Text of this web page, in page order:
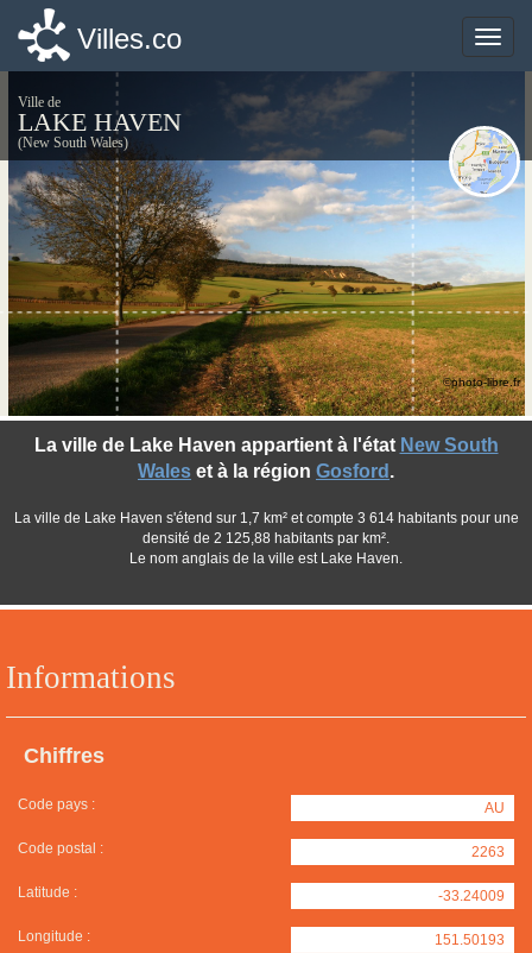
Toggle
Villes.co
Ville de
LAKE HAVEN
(New South Wales)
Informations
Chiffres
Code pays : AU
Code postal : 2263
Latitude : -33.24009
Longitude : 151.50193
La ville de Lake Haven appartient à l'état New South
Wales et à la région Gosford .
La ville de Lake Haven s'étend sur 1,7 km² et compte 3 614 habitants pour une
densité de 2 125,88 habitants par km².
Le nom anglais de la ville est Lake Haven.
©photo-libre.fr
Toggle
Villes.co